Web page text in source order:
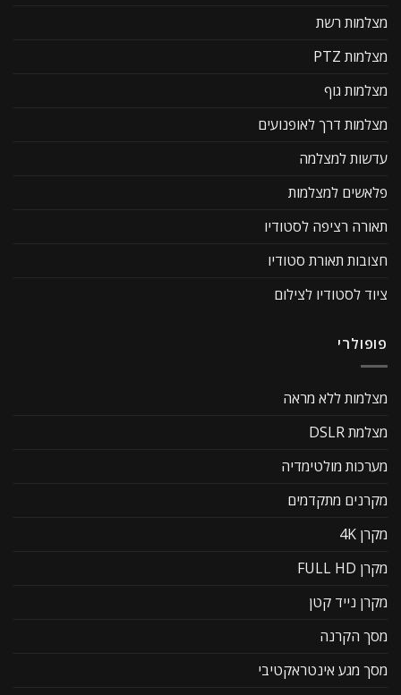
מצלמות רשת
מצלמות PTZ
מצלמות גוף
מצלמות דרך לאופנועים
עדשות למצלמה
פלאשים למצלמות
תאורה רציפה לסטודיו
חצובות תאורת סטודיו
ציוד לסטודיו לצילום
פופולרי
מצלמות ללא מראה
מצלמת DSLR
מערכות מולטימדיה
מקרנים מתקדמים
מקרן 4K
מקרן FULL HD
מקרן נייד קטן
מסך הקרנה
מסך מגע אינטראקטיבי